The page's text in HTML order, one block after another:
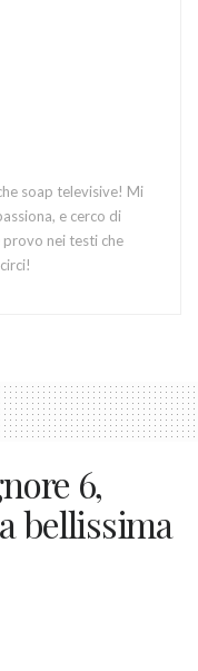
soap televisive! Mi
e cerco di
nei testi che
6,
bellissima